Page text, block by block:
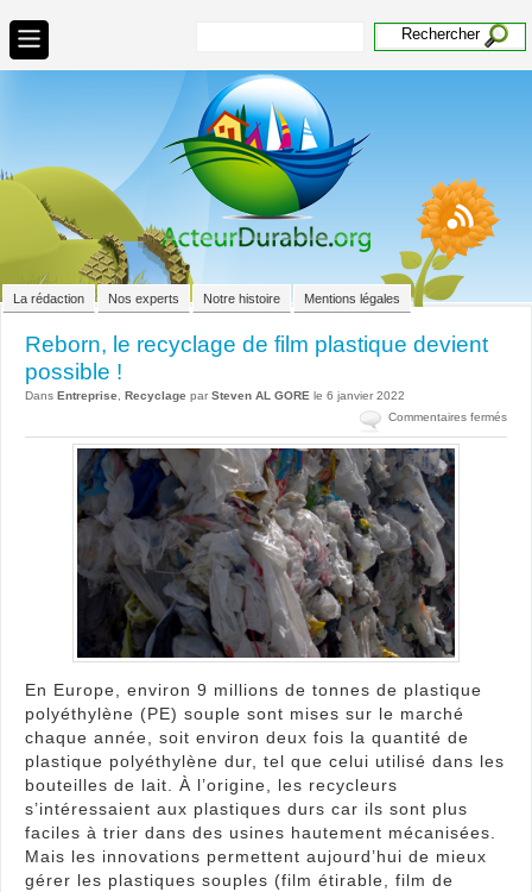
La rédaction Nos experts Notre histoire Mentions légales
Reborn, le recyclage de film plastique devient
possible !
Dans Entreprise Recyclage par Steven AL GORE le 6 janvier 2022
Commentaires ferméssur
En Europe, environ 9 millions de tonnes de plastique
polyéthylène (PE) souple sont mises sur le marché
chaque année, soit environ deux fois la quantité de
plastique polyéthylène dur, tel que celui utilisé dans les
bouteilles de lait. À l’origine, les recycleurs
s’intéressaient aux plastiques durs car ils sont plus
faciles à trier dans des usines hautement mécanisées.
Mais les innovations permettent aujourd’hui de mieux
gérer les plastiques souples (film étirable, film de